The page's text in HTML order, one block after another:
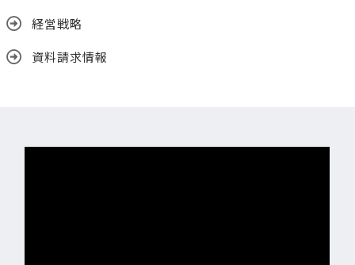
経営戦略
資料請求情報